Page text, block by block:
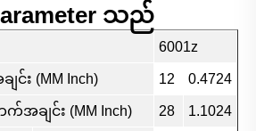
သည်
6001z
ျင်း (MM Inch) 12 0.4724
အချင်း (MM Inch) 28 1.1024